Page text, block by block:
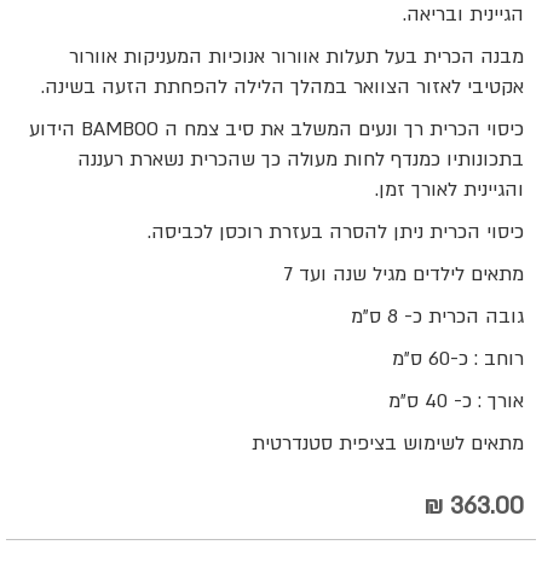
הגיינית ובריאה.
מבנה הכרית בעל תעלות אוורור אנוכיות המעניקות אוורור
אקטיבי לאזור הצוואר במהלך הלילה להפחתת הזעה בשינה.
כיסוי הכרית רך ונעים המשלב את סיב צמח ה BAMBOO הידוע
בתכונותיו כמנדף לחות מעולה כך שהכרית נשארת רעננה
והגיינית לאורך זמן.
כיסוי הכרית ניתן להסרה בעזרת רוכסן לכביסה.
מתאים לילדים מגיל שנה ועד 7
גובה הכרית כ- 8 ס"מ
רוחב : כ-60 ס״מ
אורך : כ- 40 ס״מ
מתאים לשימוש בציפית סטנדרטית
363.00 ₪